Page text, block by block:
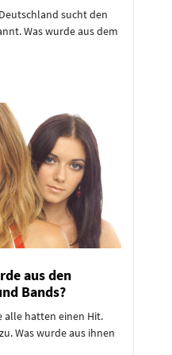
sucht den
Was wurde aus dem
aus den
Bands?
alle hatten einen Hit.
Was wurde aus ihnen